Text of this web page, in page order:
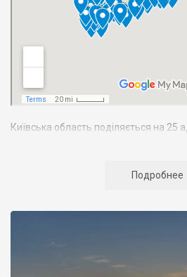
Київська область поділяється на 25
Загальна чисельність населення
межі кілька разів змінювалися. Нині
Чернігівською, на півдні — з
на півночі — з Гомельською областю
Подробнее